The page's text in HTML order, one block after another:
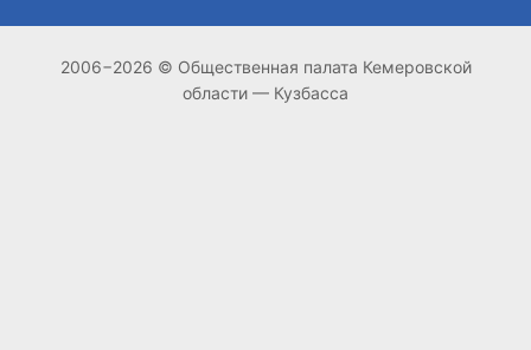
2006−2026 © Общественная палата Кемеровской
области — Кузбасса